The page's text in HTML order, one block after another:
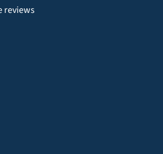
reviews